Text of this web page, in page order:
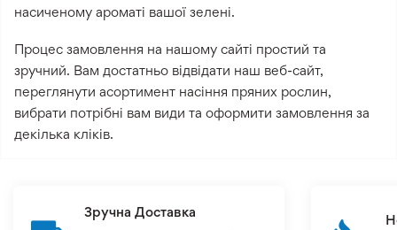
насиченому ароматі вашої зелені.
Процес замовлення на нашому сайті простий та
зручний. Вам достатньо відвідати наш веб-сайт,
переглянути асортимент насіння пряних рослин,
вибрати потрібні вам види та оформити замовлення за
декілька кліків.
Зручна Доставка